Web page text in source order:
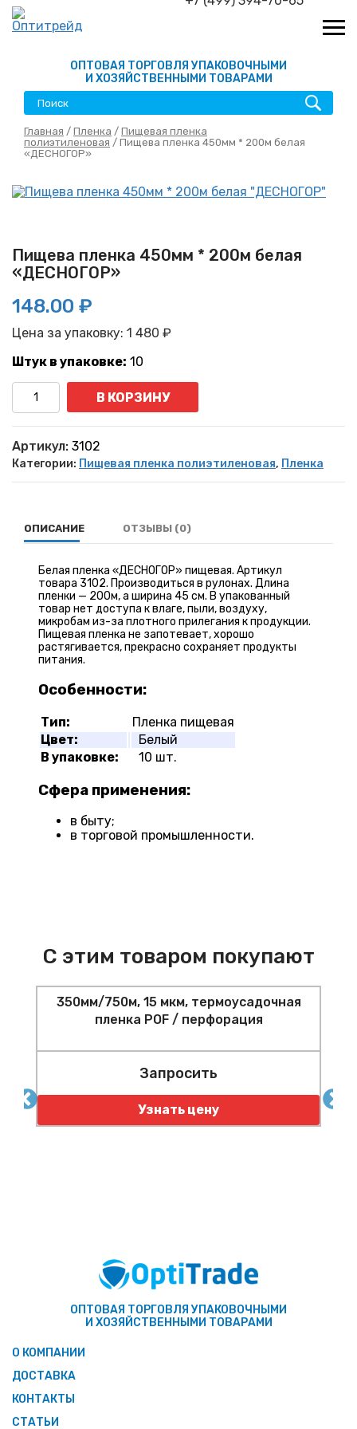
ОПТОВАЯ ТОРГОВЛЯ УПАКОВОЧНЫМИ
И ХОЗЯЙСТВЕННЫМИ ТОВАРАМИ
Главная / Пленка / Пищевая пленка
полиэтиленовая / Пищева пленка 450мм * 200м белая
«ДЕСНОГОР»
Пищева пленка 450мм * 200м белая
«ДЕСНОГОР»
148.00 ₽
Цена за упаковку: 1 480 ₽
Штук в упаковке: 10
Количество
В КОРЗИНУ
Артикул: 3102
Категории: Пищевая пленка полиэтиленовая, Пленка
ОПИСАНИЕ ОТЗЫВЫ (0)
Белая пленка «ДЕСНОГОР» пищевая. Артикул
товара 3102. Производиться в рулонах. Длина
пленки — 200м, а ширина 45 см. В упакованный
товар нет доступа к влаге, пыли, воздуху,
микробам из-за плотного прилегания к продукции.
Пищевая пленка не запотевает, хорошо
растягивается, прекрасно сохраняет продукты
питания.
Особенности:
Тип:
Пленка пищевая
Цвет:
Белый
В упаковке:
10 шт.
Сфера применения:
в быту;
в торговой промышленности.
С этим товаром покупают
350мм/750м, 15 мкм, термоусадочная
пленка POF / перфорация
Запросить
Узнать цену
ОПТОВАЯ ТОРГОВЛЯ УПАКОВОЧНЫМИ
И ХОЗЯЙСТВЕННЫМИ ТОВАРАМИ
О КОМПАНИИ
ДОСТАВКА
КОНТАКТЫ
СТАТЬИ